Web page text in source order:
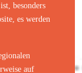
besonders
es werden
auf